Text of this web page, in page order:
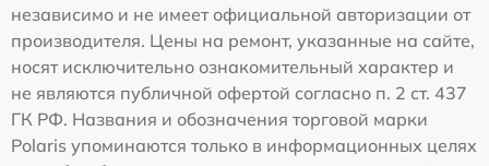
независимо и не имеет официальной авторизации от
производителя. Цены на ремонт, указанные на сайте,
носят исключительно ознакомительный характер и
не являются публичной офертой согласно п. 2 ст. 437
ГК РФ. Названия и обозначения торговой марки
Polaris упоминаются только в информационных целях